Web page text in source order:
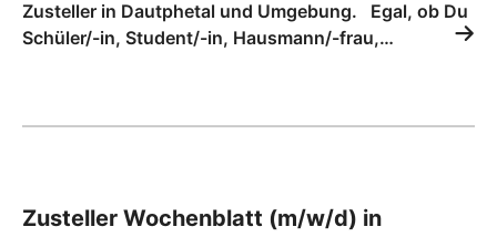
Zusteller in Dautphetal und Umgebung. Egal, ob Du
Schüler/-in, Student/-in, Hausmann/-frau,…
Zusteller Wochenblatt (m/w/d) in